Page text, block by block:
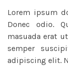
Lorem ipsum
Donec odio.
masuada erat
semper
adipiscing elit.